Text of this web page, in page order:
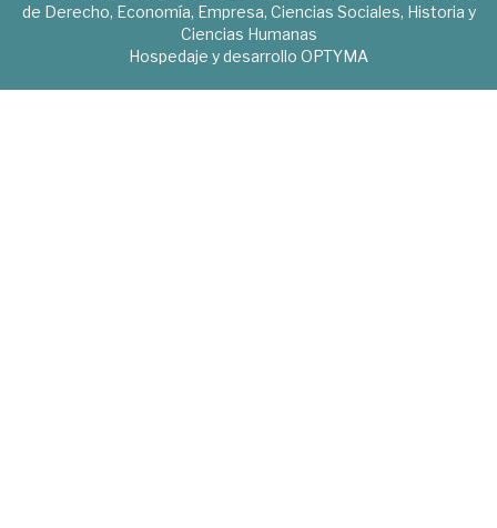
de Derecho, Economía, Empresa, Ciencias Sociales, Historia y
Ciencias Humanas
Hospedaje y desarrollo OPTYMA